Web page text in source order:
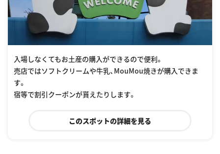
入場しなくてもお土産の購入ができるので便利。
売店ではソフトクリームや牛乳、MouMou焼きが購入できま
す。
宿等で割引クーポンが貰えたりします。
このスポットの詳細を見る